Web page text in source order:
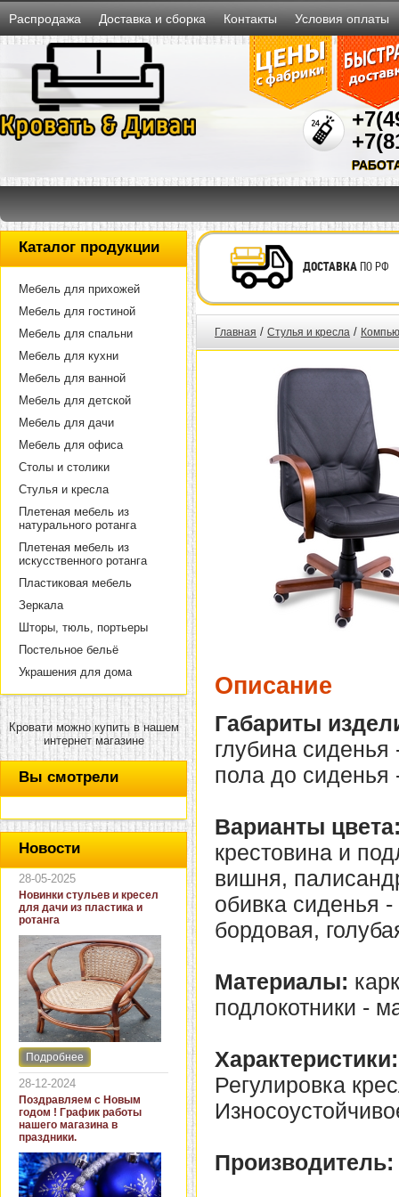
Распродажа Доставка и сборка Контакты Условия оплаты
Каталог продукции
Мебель для прихожей
Мебель для гостиной
Мебель для спальни
Мебель для кухни
Мебель для ванной
Мебель для детской
Мебель для дачи
Мебель для офиса
Столы и столики
Стулья и кресла
Плетеная мебель из
натурального ротанга
Плетеная мебель из
искусственного ротанга
Пластиковая мебель
Зеркала
Шторы, тюль, портьеры
Постельное бельё
Украшения для дома
Кровати можно купить в нашем
интернет магазине
Вы смотрели
Новости
28-05-2025
Новинки стульев и кресел
для дачи из пластика и
ротанга
Интернет-магазин "Кровать
и диван" представляет
новинки стульев и кресел
для дачи. В ассортименте
представлены как
бюджетные модели из
пластика для дачи, так и
кресла для загородных
домов из натурального и
искусственного ротанга.
Подробнее
28-12-2024
Поздравляем с Новым
годом ! График работы
нашего магазина в
праздники.
ДОСТАВКАПО РФ
Главная / Стулья и кресла /
Описание
Габариты
глубина
пола до сиденья
Варианты
крестовина и
вишня,
обивка сиденья
бордовая,
Материалы:
подлокотники -
Характеристики:
Регулировка
Производитель: